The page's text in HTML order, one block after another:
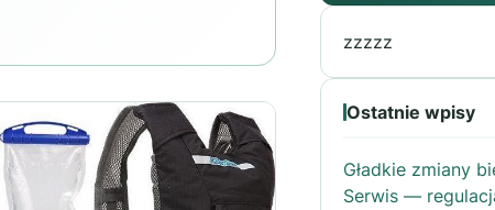
zzzzz
Ostatnie wpisy
Gładkie zmiany
Serwis —